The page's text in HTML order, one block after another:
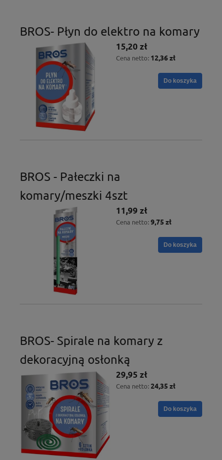
BROS- Płyn do elektro na komary
15,20 zł
Cena netto: 12,36 zł
Do koszyka
BROS - Pałeczki na
komary/meszki 4szt
11,99 zł
Cena netto: 9,75 zł
Do koszyka
BROS- Spirale na komary z
dekoracyjną osłonką
29,95 zł
Cena netto: 24,35 zł
Do koszyka